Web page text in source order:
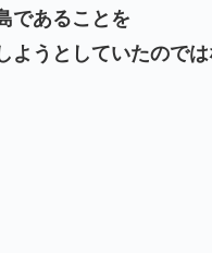
であることを
ようとしていたので